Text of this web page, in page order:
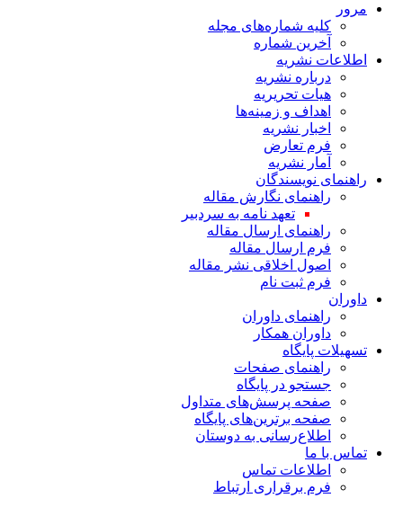
مرور
کلیه شماره‌های مجله
آخرین شماره
اطلاعات نشریه
درباره نشریه
هیات تحریریه
اهداف و زمینه‌ها
اخبار نشریه
فرم تعارض
آمار نشریه
راهنمای نویسندگان
راهنمای نگارش مقاله
تعهد نامه به سردبیر
راهنمای ارسال مقاله
فرم ارسال مقاله
اصول اخلاقی نشر مقاله
فرم ثبت نام
داوران
راهنمای داوران
داوران همکار
تسهیلات پایگاه
راهنمای صفحات
جستجو در پایگاه
صفحه پرسش‌های متداول
صفحه برترین‌های پایگاه
اطلاع‌رسانی به دوستان
تماس با ما
اطلاعات تماس
فرم برقراری ارتباط